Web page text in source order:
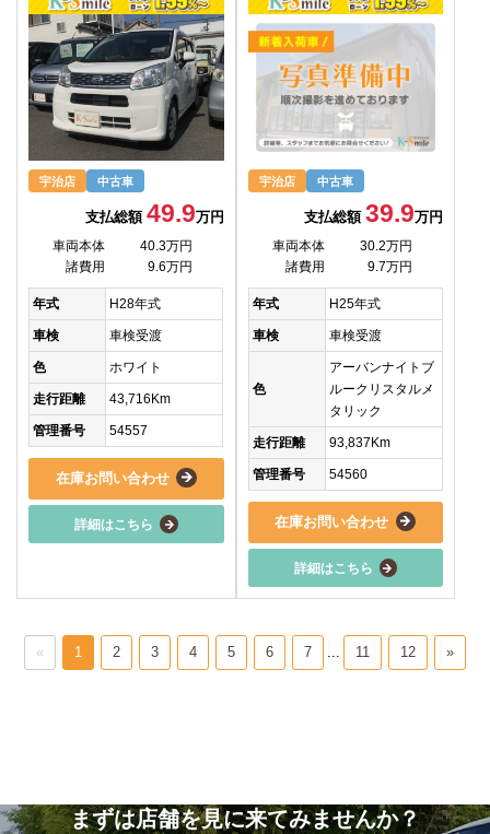
宇治店 中古車
支払総額 49.9万円
車両本体
40.3万円
諸費用
9.6万円
年式 H28年式
車検 車検受渡
色 ホワイト
走行距離 43,716Km
管理番号 54557
在庫お問い合わせ
詳細はこちら
宇治店 中古車
支払総額39.9万円
車両本体
30.2万円
諸費用
9.7万円
年式 H25年式
車検 車検受渡
色
アーバンナイトブ
ルークリスタルメ
タリック
走行距離 93,837Km
管理番号 54560
在庫お問い合わせ
詳細はこちら
« 1 2 3 4 5 6 7 11 12 »
まずは店舗を見に来てみませんか？